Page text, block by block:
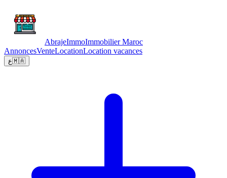
AbrajeImmoImmobilier Maroc
AnnoncesVenteLocationLocation vacances
ع🇲🇦